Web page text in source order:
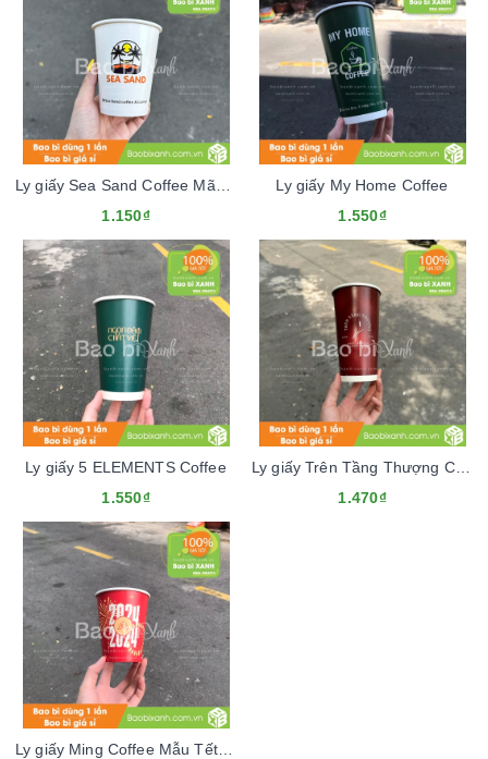
1.150₫
Ly giấy My Home Coffee
1.550₫
Ly giấy 5 ELEMENTS Coffee
1.550₫
Ly giấy Trên Tầng Thượng Cafe
1.470₫
Ly giấy Ming Coffee Mẫu Tết 2024